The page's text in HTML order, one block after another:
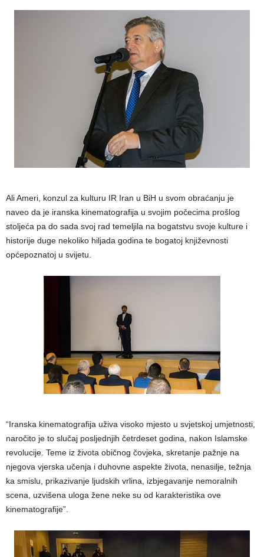
Ali Ameri, konzul za kulturu IR Iran u BiH u svom obraćanju je
naveo da je iranska kinematografija u svojim počecima prošlog
stoljeća pa do sada svoj rad temeljila na bogatstvu svoje kulture i
historije duge nekoliko hiljada godina te bogatoj književnosti
općepoznatoj u svijetu.
“Iranska kinematografija uživa visoko mjesto u svjetskoj umjetnosti,
naročito je to slučaj posljednjih četrdeset godina, nakon Islamske
revolucije. Teme iz života običnog čovjeka, skretanje pažnje na
njegova vjerska učenja i duhovne aspekte života, nenasilje, težnja
ka smislu, prikazivanje ljudskih vrlina, izbjegavanje nemoralnih
scena, uzvišena uloga žene neke su od karakteristika ove
kinematografije”.